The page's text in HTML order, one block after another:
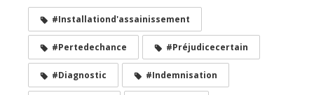
#Installationd'assainissement
#Pertedechance #Préjudicecertain
#Diagnostic #Indemnisation